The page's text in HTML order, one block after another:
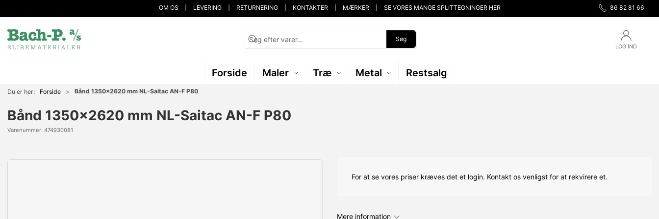
OM OS LEVERING RETURNERING KONTAKTER MÆRKER SE VORES MANGE SPLITTEGNINGER HER 86 82 81 66
Søg
LOG IND
Forside Maler Træ Metal Restsalg
Du er her: Forside Bånd 1350x2620 mm NL-Saitac AN-F P80
Bånd 1350x2620 mm NL-Saitac AN-F P80
Varenummer: 474930081
For at se vores priser kræves det et login. Kontakt os venligst for at rekvirere et.
Mere information